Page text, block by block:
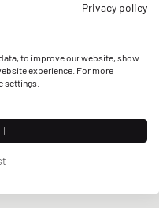
jetzt!
JETZT ANMELDEN
Privacy policy
to improve our website, show
experience. For more
settings.